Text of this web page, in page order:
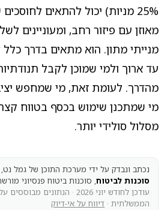
25% מניות) יכול להתאים
מאוזן עם פיזור רחב, ומעוניינים
מנייתי מתון. הוא מתאים בדרך
עד ארוך ולמי שמוכן לקבל
מהדרך. לעומת זאת, מי שמחפש
מי שמתכנן שימוש בכסף בטווח
מסלול סולידי יותר.
נכתב ונבדק על ידי מערכת התוכן של גמל נט,
סוכנות לביטוח, סוכנות ביטוח פנסיוני
עודכן לחודש יוני 2026 ·
הממשלתית · דיווח על אי-דיוק